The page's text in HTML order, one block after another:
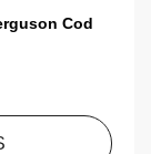
Cod